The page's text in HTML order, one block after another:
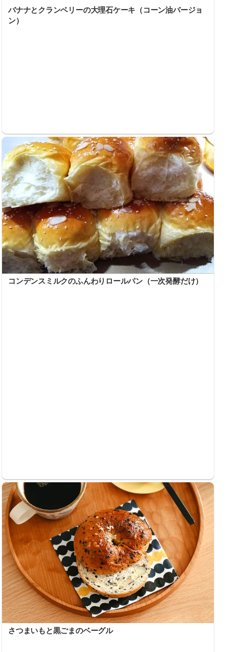
バナナとクランベリーの大理石ケーキ（コーン油バージョ
ン）
コンデンスミルクのふんわりロールパン（一次発酵だけ）
さつまいもと黒ごまのベーグル